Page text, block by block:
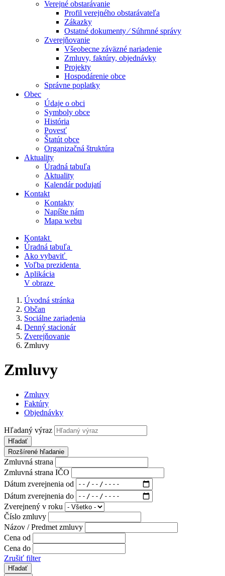
Verejné obstarávanie
Profil verejného obstarávateľa
Zákazky
Ostatné dokumenty ⁄ Súhrnné správy
Zverejňovanie
Všeobecne záväzné nariadenie
Zmluvy, faktúry, objednávky
Projekty
Hospodárenie obce
Správne poplatky
Obec
Údaje o obci
Symboly obce
História
Povesť
Štatút obce
Organizačná štruktúra
Aktuality
Úradná tabuľa
Aktuality
Kalendár podujatí
Kontakt
Kontakty
Napíšte nám
Mapa webu
Kontakt
Úradná tabuľa
Ako vybaviť
Voľba prezidenta
Aplikácia
V obraze
Úvodná stránka
Občan
Sociálne zariadenia
Denný stacionár
Zverejňovanie
Zmluvy
Zmluvy
Zmluvy
Faktúry
Objednávky
Hľadaný výraz
Hľadať
Rozšírené hľadanie
Zmluvná strana
Zmluvná strana IČO
Dátum zverejnenia od
Dátum zverejnenia do
Zverejnený v roku
Číslo zmluvy
Názov / Predmet zmluvy
Cena od
Cena do
Zrušiť filter